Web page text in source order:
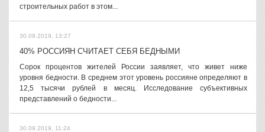
строительных работ в этом...
30.09.2019, 13:27
40% РОССИЯН СЧИТАЕТ СЕБЯ БЕДНЫМИ
Сорок процентов жителей России заявляет, что живет ниже
уровня бедности. В среднем этот уровень россияне определяют в
12,5 тысячи рублей в месяц. Исследование субъективных
представлений о бедности...
30.09.2019, 11:24